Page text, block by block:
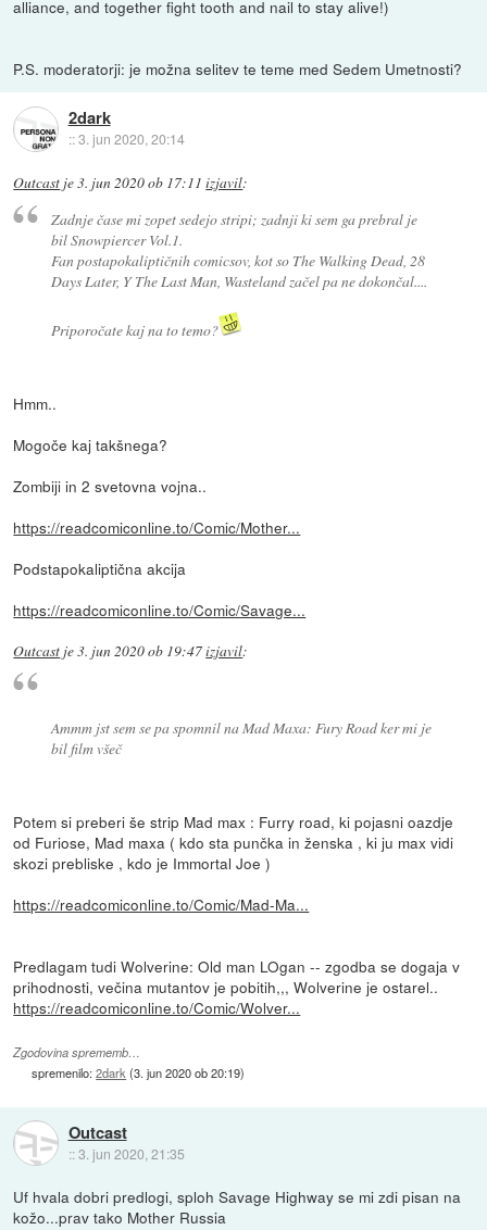
alliance, and together fight tooth and nail to stay alive!)
P.S. moderatorji: je možna selitev te teme med Sedem Umetnosti?
2dark
::3. jun 2020, 20:14
Outcast je3. jun 2020 ob 17:11 izjavil:
Zadnje čase mi zopet sedejo stripi; zadnji ki sem ga prebral je
bil Snowpiercer Vol.1.
Fan postapokaliptičnih comicsov, kot so The Walking Dead, 28
Days Later, Y The Last Man, Wasteland začel pa ne dokončal....
Priporočate kaj na to temo?
Hmm..
Mogoče kaj takšnega?
Zombiji in 2 svetovna vojna..
https://readcomiconline.to/Comic/Mother...
Podstapokaliptična akcija
https://readcomiconline.to/Comic/Savage...
Outcast je3. jun 2020 ob 19:47izjavil:
Ammm jst sem se pa spomnil na Mad Maxa: Fury Road ker mi je
bil film všeč
Potem si preberi še strip Mad max : Furry road, ki pojasni oazdje
od Furiose, Mad maxa ( kdo sta punčka in ženska , ki ju max vidi
skozi prebliske , kdo je Immortal Joe )
https://readcomiconline.to/Comic/Mad-Ma...
Predlagam tudi Wolverine: Old man LOgan -- zgodba se dogaja v
prihodnosti, večina mutantov je pobitih,,, Wolverine je ostarel..
https://readcomiconline.to/Comic/Wolver...
Zgodovina sprememb…
spremenilo:2dark(3. jun 2020 ob 20:19)
Outcast
::3. jun 2020, 21:35
Uf hvala dobri predlogi, sploh Savage Highway se mi zdi pisan na
kožo...prav tako Mother Russia